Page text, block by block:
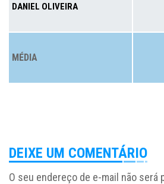
DANIEL OLIVEIRA
MÉDIA
DEIXE UM COMENTÁRIO
O seu endereço de e-mail não será